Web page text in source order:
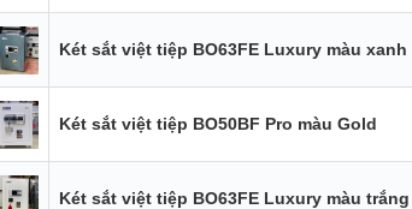
Két sắt việt tiệp BO63FE Luxury màu xanh
Két sắt việt tiệp BO50BF Pro màu Gold
Két sắt việt tiệp BO63FE Luxury màu trắng